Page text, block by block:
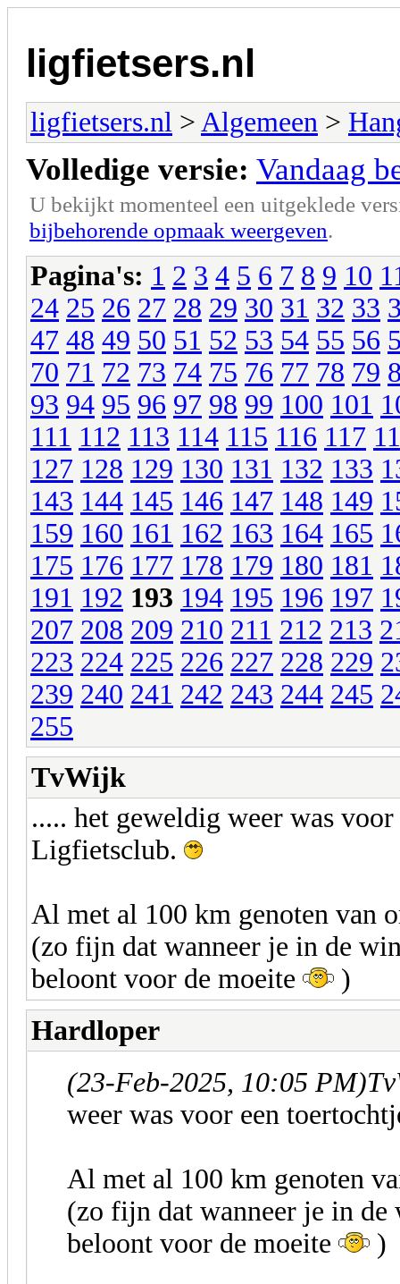
ligfietsers.nl
ligfietsers.nl > Algemeen >
Volledige versie: Vandaag
U bekijkt momenteel een uitgeklede
bijbehorende opmaak weergeven.
Pagina's: 1 2 3 4 5 6 7 8 9 10
24 25 26 27 28 29 30 31 32 33
47 48 49 50 51 52 53 54 55 56
70 71 72 73 74 75 76 77 78 79
93 94 95 96 97 98 99 100 101
111 112 113 114 115 116 117
127 128 129 130 131 132 133
143 144 145 146 147 148 149
159 160 161 162 163 164 165
175 176 177 178 179 180 181
191 192 193 194 195 196 197
207 208 209 210 211 212 213
223 224 225 226 227 228 229
239 240 241 242 243 244 245
255
TvWijk
..... het geweldig weer was
Ligfietsclub.
Al met al 100 km genoten van
(zo fijn dat wanneer je in de
beloont voor de moeite
)
Hardloper
(23-Feb-2025, 10:05 PM)
weer was voor een
Al met al 100 km genoten
(zo fijn dat wanneer je in de
beloont voor de moeite
)